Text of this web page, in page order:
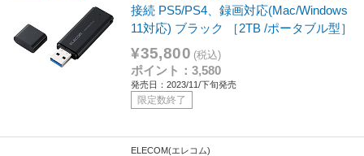
接続 PS5/PS4、録画対応(Mac/Windows
11対応) ブラック ［2TB /ポータブル型］
¥35,800 (税込)
ポイント：3,580
発売日：2023/11/下旬発売
限定数終了
ELECOM(エレコム)